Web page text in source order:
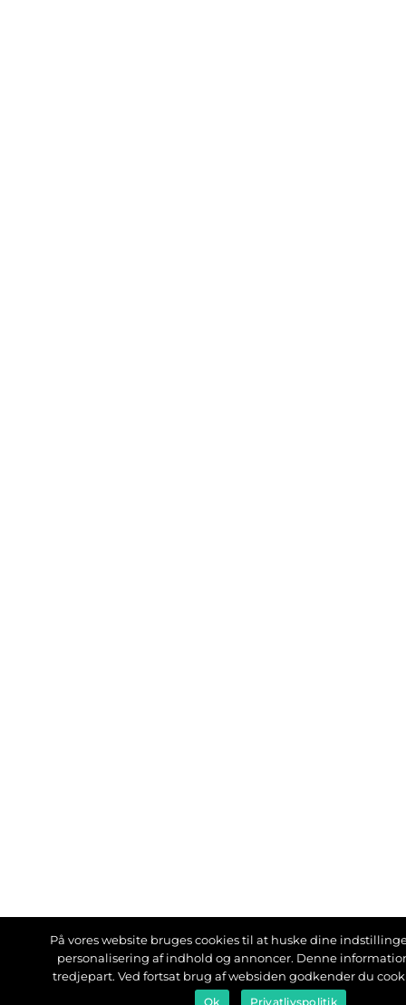
På vores website bruges cookies til at huske dine
personalisering af indhold og annoncer. Denne
tredjepart. Ved fortsat brug af websiden godkender du
Ok Privatlivspolitik